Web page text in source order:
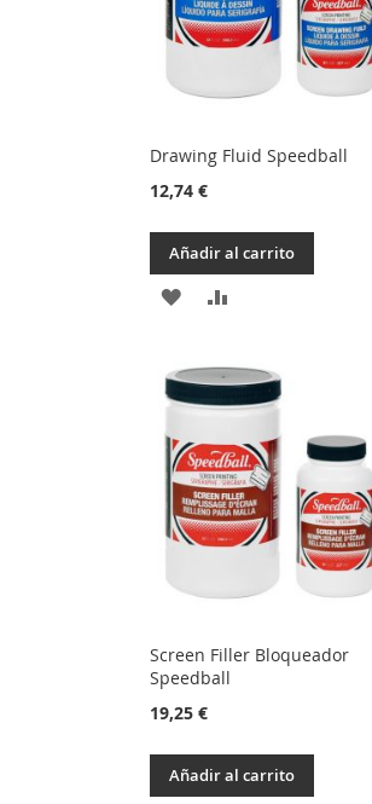
Drawing Fluid Speedball
12,74 €
Añadir al carrito
AÑADIR
LA
DE
DESEOS
COMPARAR
Screen Filler Bloqueador
Speedball
19,25 €
Añadir al carrito